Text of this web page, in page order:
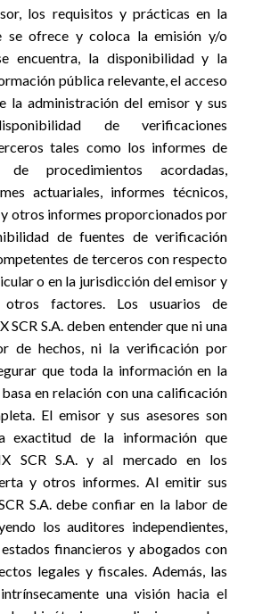
los requisitos y prácticas en la
se ofrece y coloca la emisión y/o
encuentra, la disponibilidad y la
pública relevante, el acceso
la administración del emisor y sus
de verificaciones
tales como los informes de
procedimientos acordadas,
actuariales, informes técnicos,
otros informes proporcionados por
de fuentes de verificación
de terceros con respecto
o en la jurisdicción del emisor y
factores. Los usuarios de
SCR S.A. deben entender que ni una
de hechos, ni la verificación por
que toda la información en la
basa en relación con una calificación
El emisor y sus asesores son
exactitud de la información que
SCR S.A. y al mercado en los
y otros informes. Al emitir sus
S.A. debe confiar en la labor de
los auditores independientes,
financieros y abogados con
legales y fiscales. Además, las
una visión hacia el